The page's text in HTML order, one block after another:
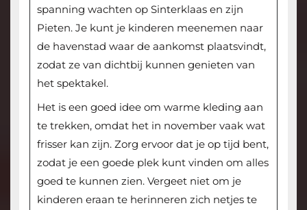
spanning wachten op Sinterklaas en zijn
Pieten. Je kunt je kinderen meenemen naar
de havenstad waar de aankomst plaatsvindt,
zodat ze van dichtbij kunnen genieten van
het spektakel.
Het is een goed idee om warme kleding aan
te trekken, omdat het in november vaak wat
frisser kan zijn. Zorg ervoor dat je op tijd bent,
zodat je een goede plek kunt vinden om alles
goed te kunnen zien. Vergeet niet om je
kinderen eraan te herinneren zich netjes te